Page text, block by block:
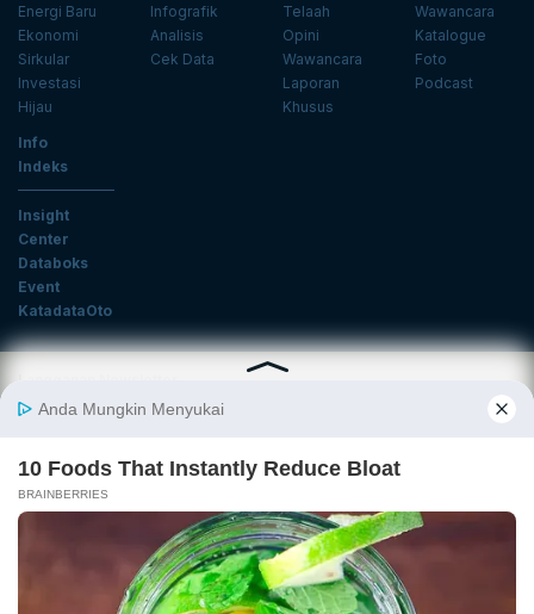
Energi Baru
Ekonomi
Sirkular
Investasi
Hijau
Infografik
Analisis
Cek Data
Telaah
Opini
Wawancara
Laporan
Khusus
Wawancara
Katalogue
Foto
Podcast
Info
Indeks
Insight
Center
Databoks
Event
KatadataOto
Email
Ikuti Kami
Tentang Katadata Advertising Karier
Pedoman Media Siber
Kebijakan Privasi
Disclaimer Hubungi Kami